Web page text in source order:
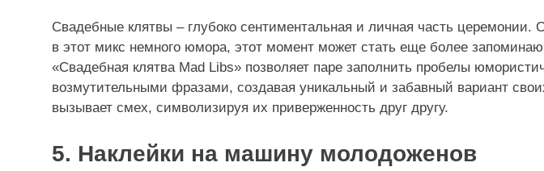
Свадебные клятвы – глубоко сентиментальная и личная часть церемонии.
в этот микс немного юмора, этот момент может стать еще более
«Свадебная клятва Mad Libs» позволяет паре заполнить пробелы
возмутительными фразами, создавая уникальный и забавный вариант
вызывает смех, символизируя их приверженность друг другу.
5. Наклейки на машину молодоженов